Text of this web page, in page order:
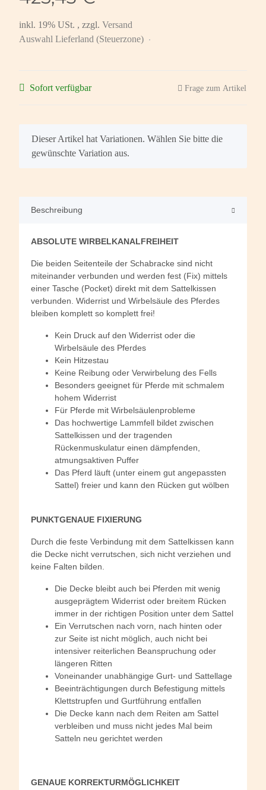
inkl. 19% USt. , zzgl. Versand
Auswahl Lieferland (Steuerzone)
Sofort verfügbar Frage zum Artikel
x
Dieser Artikel hat Variationen. Wählen Sie bitte die
gewünschte Variation aus.
Beschreibung
ABSOLUTE WIRBELKANALFREIHEIT
Die beiden Seitenteile der Schabracke sind nicht
miteinander verbunden und werden fest (Fix) mittels
einer Tasche (Pocket) direkt mit dem Sattelkissen
verbunden. Widerrist und Wirbelsäule des Pferdes
bleiben komplett so komplett frei!
Kein Druck auf den Widerrist oder die
Wirbelsäule des Pferdes
Kein Hitzestau
Keine Reibung oder Verwirbelung des Fells
Besonders geeignet für Pferde mit schmalem
hohem Widerrist
Für Pferde mit Wirbelsäulenprobleme
Das hochwertige Lammfell bildet zwischen
Sattelkissen und der tragenden
Rückenmuskulatur einen dämpfenden,
atmungsaktiven Puffer
Das Pferd läuft (unter einem gut angepassten
Sattel) freier und kann den Rücken gut wölben
PUNKTGENAUE FIXIERUNG
Durch die feste Verbindung mit dem Sattelkissen kann
die Decke nicht verrutschen, sich nicht verziehen und
keine Falten bilden.
Die Decke bleibt auch bei Pferden mit wenig
ausgeprägtem Widerrist oder breitem Rücken
immer in der richtigen Position unter dem Sattel
Ein Verrutschen nach vorn, nach hinten oder
zur Seite ist nicht möglich, auch nicht bei
intensiver reiterlichen Beanspruchung oder
längeren Ritten
Voneinander unabhängige Gurt- und Sattellage
Beeinträchtigungen durch Befestigung mittels
Klettstrupfen und Gurtführung entfallen
Die Decke kann nach dem Reiten am Sattel
verbleiben und muss nicht jedes Mal beim
Satteln neu gerichtet werden
GENAUE KORREKTURMÖGLICHKEIT